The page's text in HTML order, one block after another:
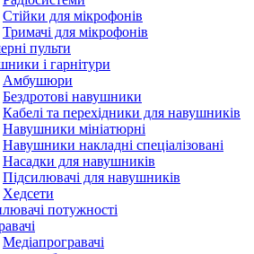
Стійки для мікрофонів
Тримачі для мікрофонів
пульти
і гарнітури
Амбушюри
Бездротові навушники
Кабелі та перехідники для навушників
Навушники мініатюрні
Навушники накладні спеціалізовані
Насадки для навушників
Підсилювачі для навушників
Хедсети
потужності
Медіапрогравачі